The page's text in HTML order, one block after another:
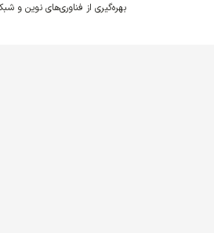
بهره‌گیری از فناوری‌های نوین و